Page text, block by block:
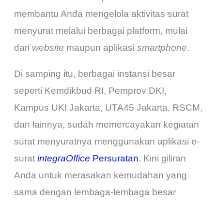
membantu Anda mengelola aktivitas surat
menyurat melalui berbagai platform, mulai
dari website maupun aplikasismartphone.
Di samping itu, berbagai instansi besar
seperti Kemdikbud RI, Pemprov DKI,
Kampus UKI Jakarta, UTA45 Jakarta, RSCM,
dan lainnya, sudah memercayakan kegiatan
surat menyuratnya menggunakan aplikasi e-
suratintegraOffice Persuratan. Kini giliran
Anda untuk merasakan kemudahan yang
sama dengan lembaga-lembaga besar